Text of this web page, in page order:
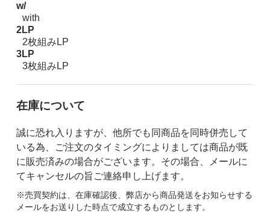
w/
with
2LP
2枚組みLP
3LP
3枚組みLP
在庫について
誠に恐れ入りますが、他所でも同商品を同時併売して
いる為、ご注文のタイミングによりましては商品が既
に販売済みの場合がございます。その場合、メールに
てキャンセルの旨ご連絡申し上げます。
※売買契約は、在庫確認後、弊店から商品発送をお知らせする
メールをお送りした時点で成立するものとします。